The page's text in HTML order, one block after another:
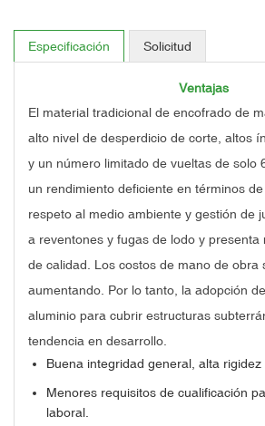
Especificación Solicitud
Ventajas
El material tradicional de encofrado de
alto nivel de desperdicio de corte, altos
y un número limitado de vueltas de solo
un rendimiento deficiente en términos
respeto al medio ambiente y gestión de
a reventones y fugas de lodo y presenta
de calidad. Los costos de mano de obra
aumentando. Por lo tanto, la adopción
aluminio para cubrir estructuras
tendencia en desarrollo.
Buena integridad general, alta rigidez
Menores requisitos de cualificación
laboral.